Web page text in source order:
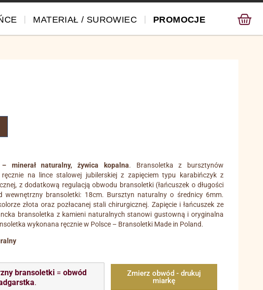
MATERIAŁ / SUROWIEC PROMOCJE
minerał naturalny, żywica kopalna. Bransoletka z bursztynów
na lince stalowej jubilerskiej z zapięciem typu karabińczyk z
z dodatkową regulacją obwodu bransoletki (łańcuszek o długości
wewnętrzny bransoletki: 18cm. Bursztyn naturalny o średnicy 6mm.
złota oraz pozłacanej stali chirurgicznej. Zapięcie i łańcuszek ze
bransoletka z kamieni naturalnych stanowi gustowną i oryginalna
wykonana ręcznie w Polsce – Bransoletki Made in Poland.
bransoletki =obwód
.
Zmierz obwód - drukuj
miarkę